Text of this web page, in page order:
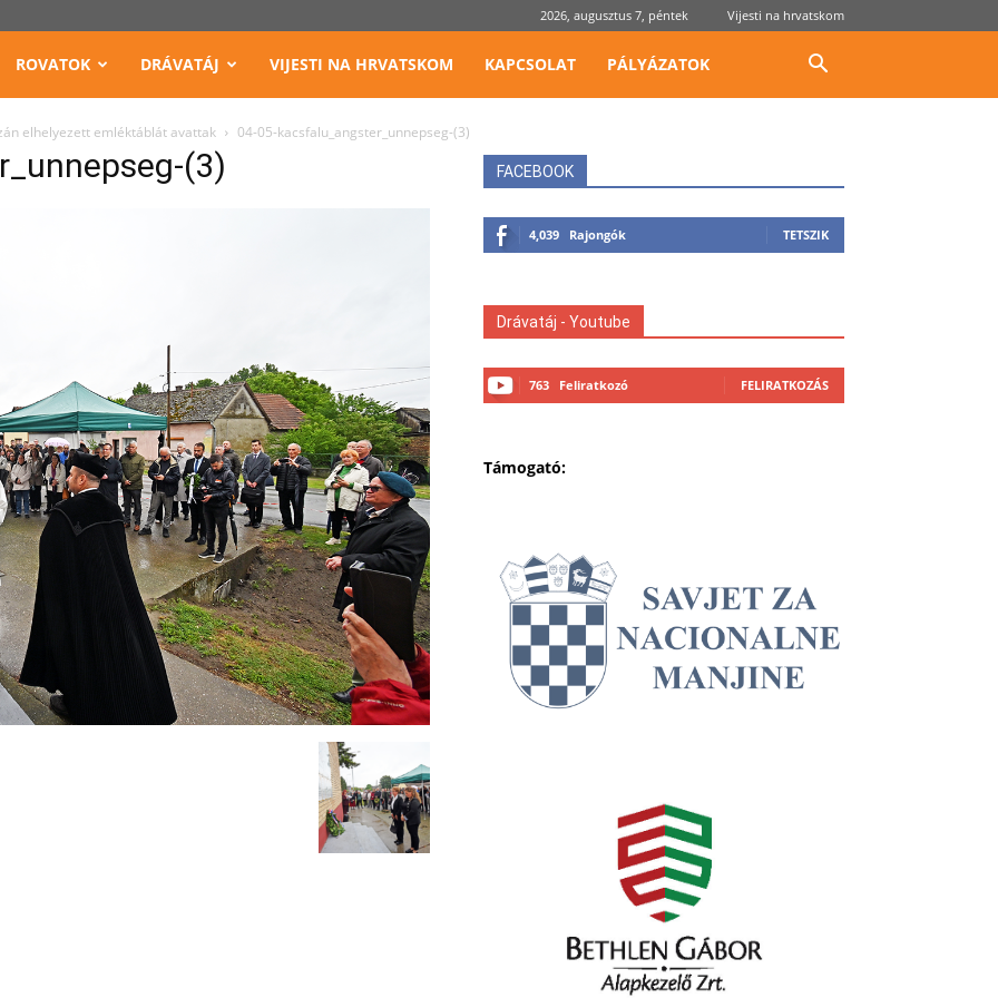
2026, augusztus 7, péntek Vijesti na hrvatskom
ROVATOK DRÁVATÁJ VIJESTI NA HRVATSKOM KAPCSOLAT PÁLYÁZATOK
elhelyezett emléktáblát avattak 04-05-kacsfalu_angster_unnepseg-(3)
(3) FACEBOOK
4,039 Rajongók TETSZIK
Drávatáj - Youtube
763 Feliratkozó FELIRATKOZÁS
Támogató: